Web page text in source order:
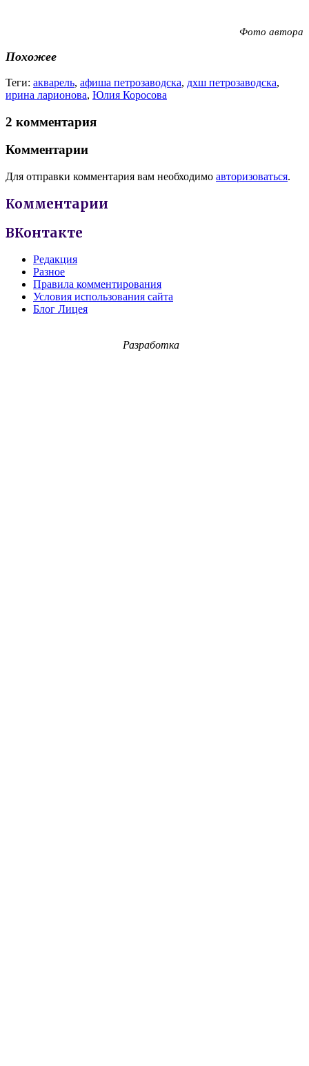
Фото автора
Похожее
Теги: акварель, афиша петрозаводска, дхш петрозаводска,
ирина ларионова, Юлия Коросова
2 комментария
Комментарии
Для отправки комментария вам необходимо авторизоваться.
Комментарии
ВКонтакте
Редакция
Разное
Правила комментирования
Условия использования сайта
Блог Лицея
Разработка